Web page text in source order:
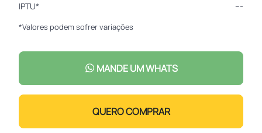
IPTU*
---
*Valores podem sofrer variações
MANDE UM WHATS
QUERO COMPRAR